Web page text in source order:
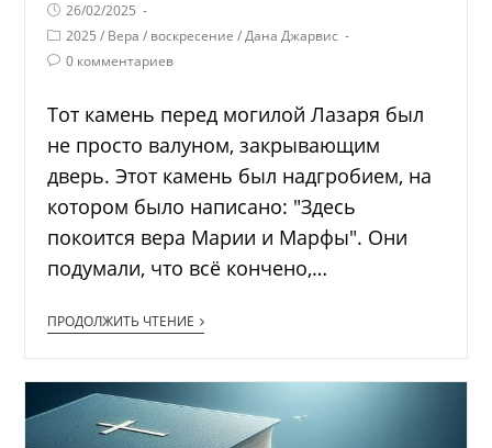
26/02/2025
2025 / Вера / воскресение / Дана Джарвис
0 комментариев
Тот камень перед могилой Лазаря был
не просто валуном, закрывающим
дверь. Этот камень был надгробием, на
котором было написано: "Здесь
покоится вера Марии и Марфы". Они
подумали, что всё кончено,…
ПРОДОЛЖИТЬ ЧТЕНИЕ